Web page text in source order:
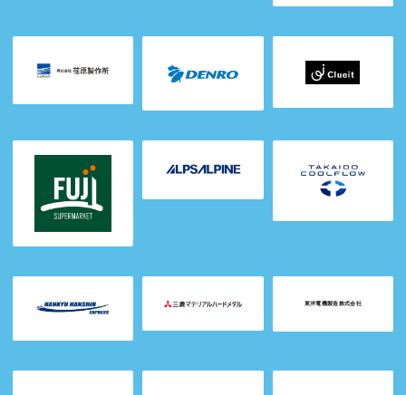
東洋電機製造株式会社